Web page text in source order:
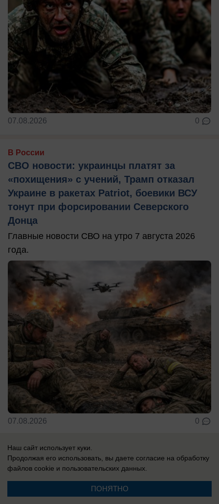
07.08.2026 0
В России
СВО новости: украинцы платят за
«похищения» с учений, Трамп отказал
Украине в ракетах Patriot, боевики ВСУ
тонут при форсировании Северского
Донца
Главные новости СВО на утро 7 августа 2026
года.
07.08.2026 0
В России
У солистки группы «А'Студио» Кети
Топурии нашли недвижимость более чем
на полмиллиарда рублей
Наш сайт использует куки.
Продолжая его использовать, вы даете согласие на обработку
файлов cookie и пользовательских данных.
ПОНЯТНО